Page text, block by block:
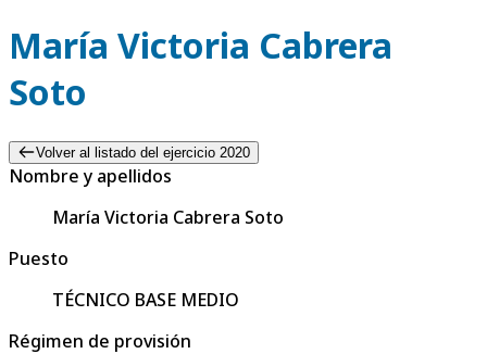
María Victoria Cabrera
Soto
Volver al listado del ejercicio 2020
Nombre y apellidos
María Victoria Cabrera Soto
Puesto
TÉCNICO BASE MEDIO
Régimen de provisión